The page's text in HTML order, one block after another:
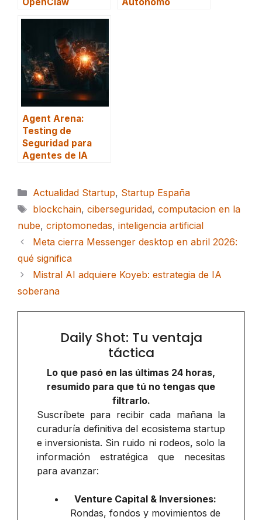
Agent Arena:
Testing de
Seguridad para
Agentes de IA
Categorías
Actualidad Startup, Startup España
Etiquetas
blockchain, ciberseguridad, computacion en la
nube, criptomonedas, inteligencia artificial
Meta cierra Messenger desktop en abril 2026:
qué significa
Mistral AI adquiere Koyeb: estrategia de IA
soberana
Daily Shot: Tu ventaja
táctica
Lo que pasó en las últimas 24 horas,
resumido para que tú no tengas que
filtrarlo.
Suscríbete para recibir cada mañana la
curaduría definitiva del ecosistema startup
e inversionista. Sin ruido ni rodeos, solo la
información estratégica que necesitas
para avanzar:
Venture Capital & Inversiones:
Rondas, fondos y movimientos de